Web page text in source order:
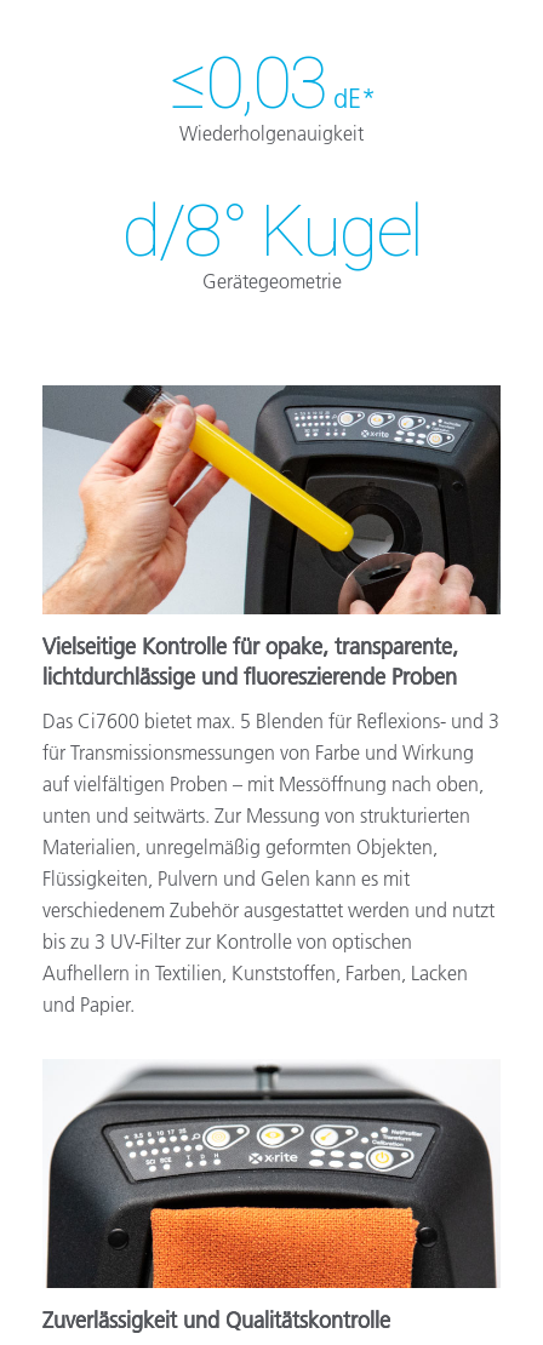
≤0,03 dE*
Wiederholgenauigkeit
d/8° Kugel
Gerätegeometrie
Vielseitige Kontrolle für opake, transparente,
lichtdurchlässige und fluoreszierende Proben
Das Ci7600 bietet max. 5 Blenden für Reflexions- und 3
für Transmissionsmessungen von Farbe und Wirkung
auf vielfältigen Proben – mit Messöffnung nach oben,
unten und seitwärts. Zur Messung von strukturierten
Materialien, unregelmäßig geformten Objekten,
Flüssigkeiten, Pulvern und Gelen kann es mit
verschiedenem Zubehör ausgestattet werden und nutzt
bis zu 3 UV-Filter zur Kontrolle von optischen
Aufhellern in Textilien, Kunststoffen, Farben, Lacken
und Papier.
Zuverlässigkeit und Qualitätskontrolle